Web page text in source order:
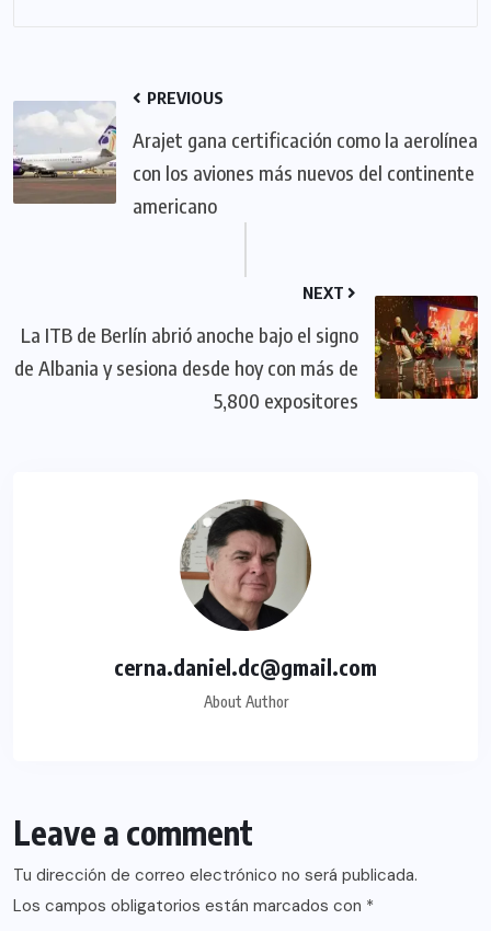
PREVIOUS
Arajet gana certificación como la aerolínea
con los aviones más nuevos del continente
americano
NEXT
La ITB de Berlín abrió anoche bajo el signo
de Albania y sesiona desde hoy con más de
5,800 expositores
cerna.daniel.dc@gmail.com
About Author
Leave a comment
Tu dirección de correo electrónico no será publicada.
Los campos obligatorios están marcados con *